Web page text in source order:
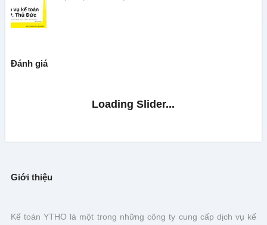
Đánh giá
Giới thiệu
Kế toán YTHO là một trong những công ty cung cấp dịch vụ kế